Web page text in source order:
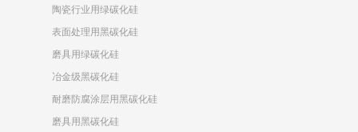
陶瓷行业用绿碳化硅
表面处理用黑碳化硅
磨具用绿碳化硅
冶金级黑碳化硅
耐磨防腐涂层用黑碳化硅
磨具用黑碳化硅